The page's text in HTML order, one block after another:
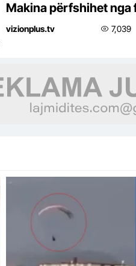
Makina përfshihet nga
vizionplus.tv 7,039